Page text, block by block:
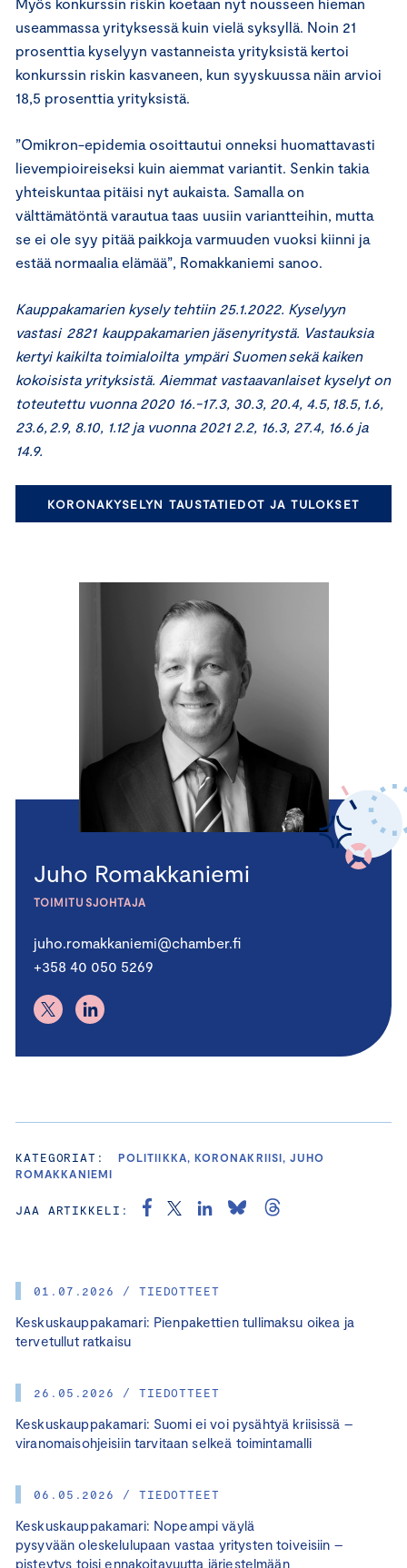
01.07.2026 / TIEDOTTEET
Keskuskauppakamari: Pienpakettien tullimaksu oikea ja
tervetullut ratkaisu
26.05.2026 / TIEDOTTEET
Keskuskauppakamari: Suomi ei voi pysähtyä kriisissä –
viranomaisohjeisiin tarvitaan selkeä toimintamalli
06.05.2026 / TIEDOTTEET
Keskuskauppakamari: Nopeampi väylä
pysyvään oleskelulupaan vastaa yritysten toiveisiin –
pisteytys toisi ennakoitavuutta järjestelmään
useammassa yrityksessä kuin vielä syksyllä. Noin 21
prosenttia kyselyyn vastanneista yrityksistä kertoi
konkurssin riskin kasvaneen, kun syyskuussa näin arvioi
18,5 prosenttia yrityksistä.
”Omikron-epidemia osoittautui onneksi huomattavasti
lievempioireiseksi kuin aiemmat variantit. Senkin takia
yhteiskuntaa pitäisi nyt aukaista. Samalla on
välttämätöntä varautua taas uusiin variantteihin, mutta
se ei ole syy pitää paikkoja varmuuden vuoksi kiinni ja
estää normaalia elämää”, Romakkaniemi sanoo.
Kauppakamarien kysely tehtiin 25.1.2022. Kyselyyn
vastasi 2821 kauppakamarien jäsenyritystä. Vastauksia
kertyi kaikilta toimialoilta ympäri Suomen sekä kaiken
kokoisista yrityksistä. Aiemmat vastaavanlaiset kyselyt on
toteutettu vuonna 2020 16.-17.3, 30.3, 20.4, 4.5, 18.5, 1.6,
23.6, 2.9, 8.10, 1.12 ja vuonna 2021 2.2, 16.3, 27.4, 16.6 ja
14.9.
KORONAKYSELYN TAUSTATIEDOT JA TULOKSET
Juho Romakkaniemi
TOIMITUSJOHTAJA
juho.romakkaniemi@chamber.fi
+358 40 050 5269
KATEGORIAT:
POLITIIKKA, KORONAKRIISI, JUHO
ROMAKKANIEMI
JAA ARTIKKELI: